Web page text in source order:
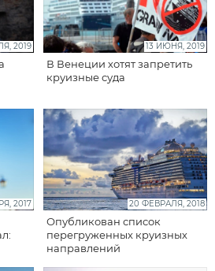
2019 13 ИЮНЯ, 2019
В Венеции хотят запретить
круизные суда
2017 20 ФЕВРАЛЯ, 2018
Опубликован список
перегруженных круизных
направлений